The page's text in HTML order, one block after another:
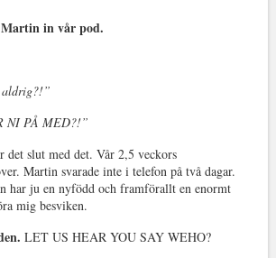
in vår pod.
aldrig?!”
NI PÅ MED?!”
det slut med det. Vår 2,5 veckors
Martin svarade inte i telefon på två dagar.
har ju en nyfödd och framförallt en enormt
mig besviken.
LET US HEAR YOU SAY WEHO?